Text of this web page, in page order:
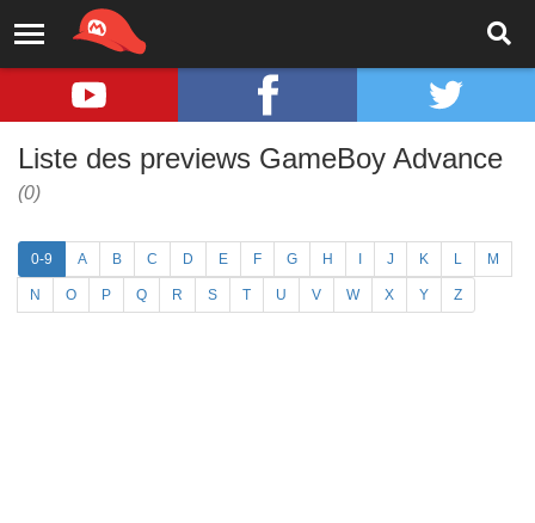
Liste des previews GameBoy Advance
(0)
0-9 A B C D E F G H J K L M
N O P Q R S T U V W X Y Z